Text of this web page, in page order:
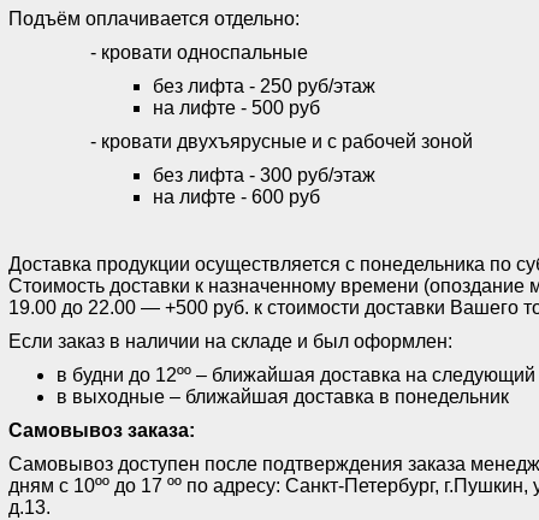
Подъём оплачивается отдельно:
- кровати односпальные
без лифта - 250 руб/этаж
на лифте - 500 руб
- кровати двухъярусные и с рабочей зоной
без лифта - 300 руб/этаж
на лифте - 600 руб
Доставка продукции осуществляется с понедельника по
Стоимость доставки к назначенному времени (опоздание
19.00 до 22.00 — +500 руб. к стоимости доставки Вашего
Если заказ в наличии на складе и был оформлен:
в будни до 12ºº – ближайшая доставка на следующий
в выходные – ближайшая доставка в понедельник
Самовывоз заказа:
Самовывоз доступен после подтверждения заказа
дням с 10ºº до 17 ºº по адресу: Санкт-Петербург,
д.13.